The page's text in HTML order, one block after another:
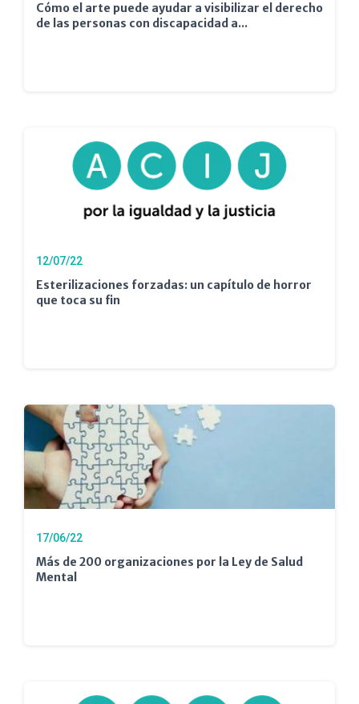
Cómo el arte puede ayudar a visibilizar el derecho
de las personas con discapacidad a...
12/07/22
Esterilizaciones forzadas: un capítulo de horror
que toca su fin
17/06/22
Más de 200 organizaciones por la Ley de Salud
Mental